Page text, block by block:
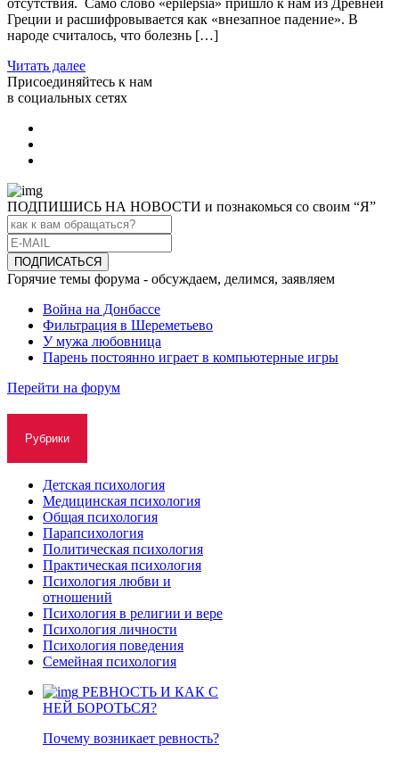
отсутствия. Само слово «epilepsia» пришло к нам из Древней
Греции и расшифровывается как «внезапное падение». В
народе считалось, что болезнь […]
Читать далее
Присоединяйтесь к нам
в социальных сетях
ПОДПИШИСЬ НА НОВОСТИ и познакомься со своим “Я”
Горячие темы форума - обсуждаем, делимся, заявляем
Война на Донбассе
Фильтрация в Шереметьево
У мужа любовница
Парень постоянно играет в компьютерные игры
Перейти на форум
Рубрики
Детская психология
Медицинская психология
Общая психология
Парапсихология
Политическая психология
Практическая психология
Психология любви и
отношений
Психология в религии и вере
Психология личности
Психология поведения
Семейная психология
РЕВНОСТЬ И КАК С
НЕЙ БОРОТЬСЯ?
Почему возникает ревность?